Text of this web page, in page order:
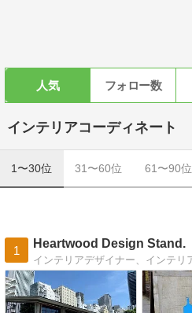
人気 フォロー数
インテリアコーディネート
1〜30位 31〜60位 61〜90位
1
Heartwood Design Stand.